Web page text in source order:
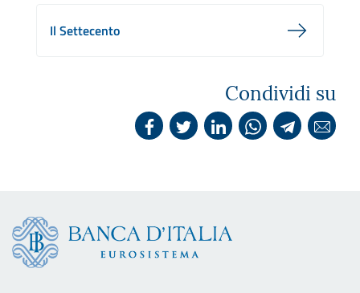
Il Settecento
Condividi su